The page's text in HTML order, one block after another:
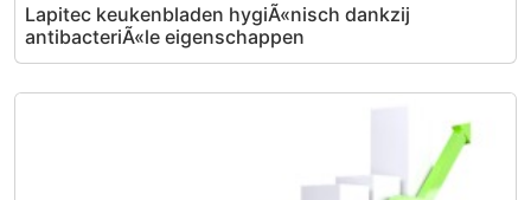
Lapitec keukenbladen hygiÃ«nisch dankzij
antibacteriÃ«le eigenschappen